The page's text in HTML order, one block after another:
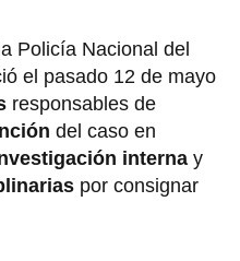
Policía Nacional del
el pasado 12 de mayo
responsables de
del caso en
interna y
por consignar